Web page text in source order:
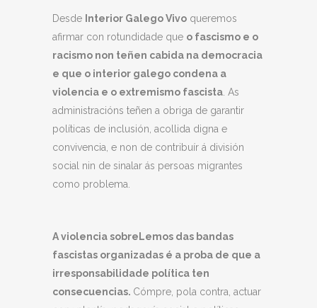
Desde Interior Galego Vivo queremos
afirmar con rotundidade que o fascismo e o
racismo non teñen cabida na democracia
e que o interior galego condena a
violencia e o extremismo fascista. As
administracións teñen a obriga de garantir
políticas de inclusión, acollida digna e
convivencia, e non de contribuír á división
social nin de sinalar ás persoas migrantes
como problema.
A violenciasobre Lemos das bandas
fascistas organizadas é a proba de que a
irresponsabilidade política ten
consecuencias. Cómpre, pola contra, actuar